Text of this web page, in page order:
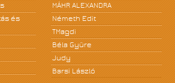
és
MÁHR ALEXANDRA
Németh Edit
TMagdi
Béla Gyüre
Judy
Barsi László